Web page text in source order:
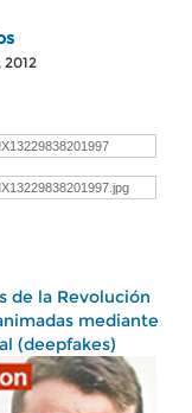
2012
de la Revolución
mediante
(deepfakes)